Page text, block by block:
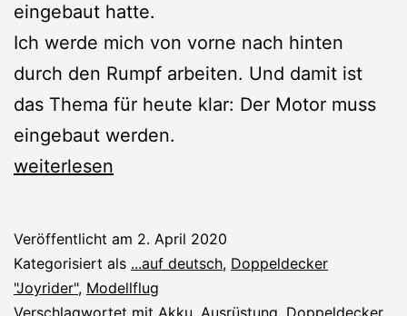
eingebaut hatte.
Ich werde mich von vorne nach hinten
durch den Rumpf arbeiten. Und damit ist
das Thema für heute klar: Der Motor muss
eingebaut werden.
Joyrider:
Antriebs
weiterlesen
Veröffentlicht am 2. April 2020
Kategorisiert als ...auf deutsch, Doppeldecker
"Joyrider", Modellflug